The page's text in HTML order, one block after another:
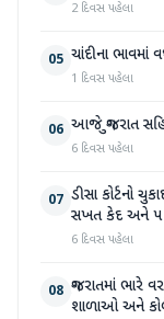
2 દિવસ પહેલા
05 ચાંદીના ભાવમાં
1 દિવસ પહેલા
06 આજે ગુજરાત
6 દિવસ પહેલા
07 ડીસા કોર્ટનો
સખત કેદ અને ૫
6 દિવસ પહેલા
08 ગુજરાતમાં ભારે
શાળાઓ અને